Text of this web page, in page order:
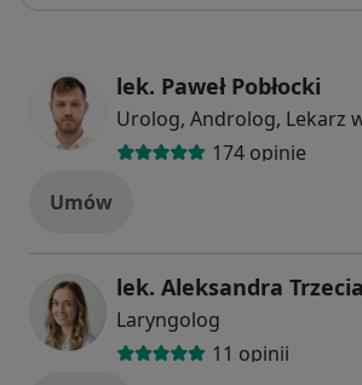
lek. Paweł Pobłocki
174 opinie
Umów
Laryngolog
11 opinii